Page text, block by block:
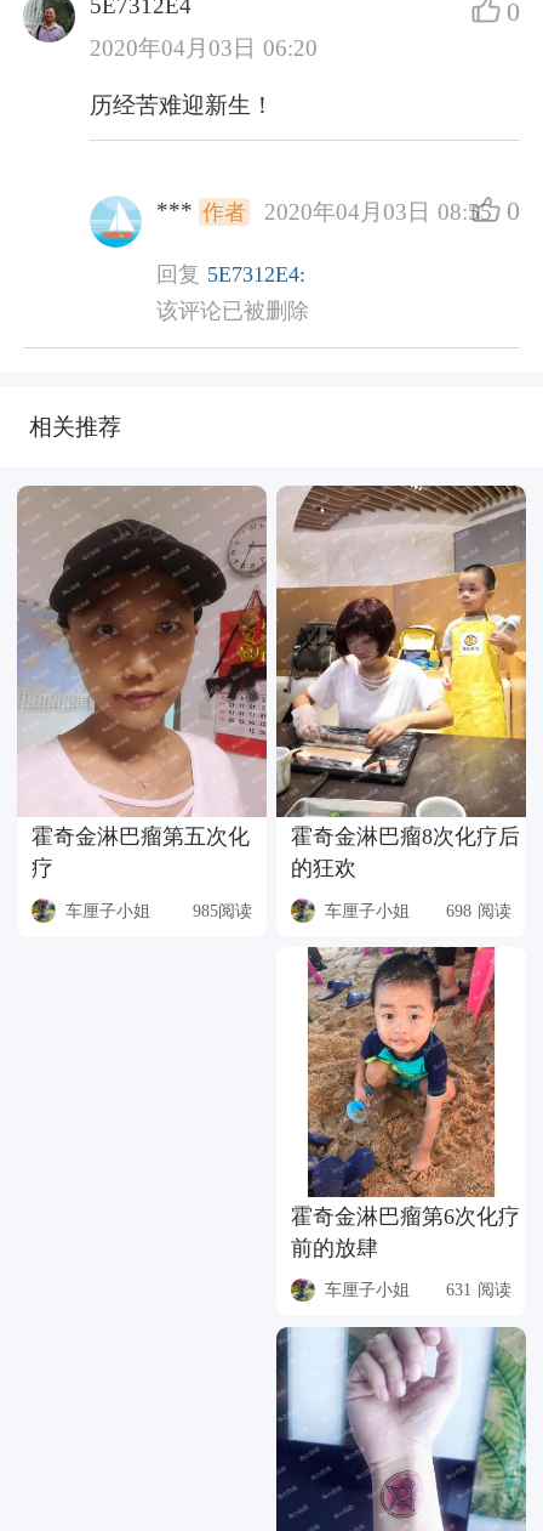
5E7312E4
2020年04月03日 06:20
0
历经苦难迎新生！
*** 作者 2020年04月03日 08:55 0
回复 5E7312E4:
该评论已被删除
相关推荐
霍奇金淋巴瘤第五次化
疗
车厘子小姐 985阅读
霍奇金淋巴瘤8次化疗后
的狂欢
车厘子小姐 698 阅读
霍奇金淋巴瘤第6次化疗
前的放肆
车厘子小姐 631 阅读